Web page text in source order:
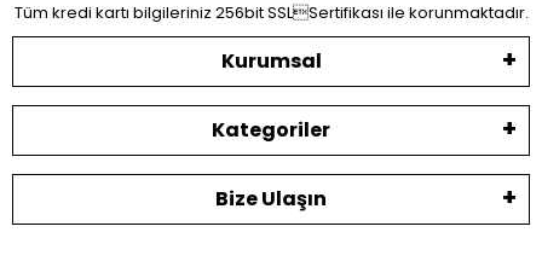
Tüm kredi kartı bilgileriniz 256bit SSLSertifikası ile korunmaktadır.
Kurumsal
Kategoriler
Bize Ulaşın